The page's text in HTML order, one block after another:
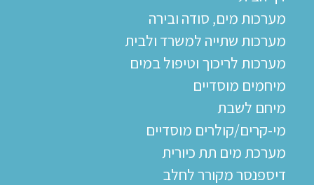
מערכות מים, סודה ובירה
מערכות שתייה למשרד ולבית
מערכות לריכוך וטיפול במים
מיחמים מוסדיים
מיחם לשבת
מי-קרים/קולרים מוסדיים
מערכת מים תת כיורית
דיספנסר מקורר לחלב